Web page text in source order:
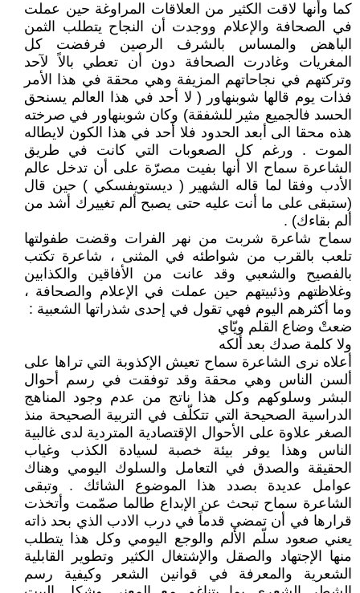
كما وأنها لاقت الكثير من العلاقات المراوغة حين عملت
في الصحافة والإعلام ووجدت أن النجاح يتطلب الثمن
الباهض والمساس بالشرف الرصين فرفضت كل
المغريات وغادرت الصحافة دون أن تعطي بالاً لآحد
وتركتهم في نجاحاتهم المزيفة وهي محقة في هذا الأمر
فذات يوم قالها شوبنهاور ( لا أحد في هذا العالم يسنحق
الحسد فالجميع مثير للشفقة) وكان شوبنهاور في صرخته
هذه محقا الى أبعد الحدود فلا أحد في هذا الكون لايطاله
الموت . ورغم كل الصعوبات التي كانت في طريق
الشاعرة سماح الا أنها بفيت مصرّة على أن تدخل عالم
الأدب وفقا لما قاله الشهير ( ديستويفسكي ) حين قال
(ستبقى على ما أنت عليه حتى يصبح ألم تغييرك أشد من
ألم بقاءك) .
سماح شاعرة شربت من نهر الفرات وقضت طفولتها
تلعب بالقرب من شواطئه في المثنى ، شاعرة تكتب
بالفصيح والشعبي وقد عانت من الأفاقين والكذابين
وغلاظتهم وذئبيتهم حين عملت في الإعلام والصحافة ،
وما أكثرهم اليوم فهي تقول في إحدى شذراتها الشعبية :
ضعتْ وضاع القلم ويّاي
ولا كلمة صدك بعد ألكه
أعلاه نرى الشاعرة سماح تعيش الإكذوبة التي تراها على
ألسن الناس وهي محقة وقد توفقت في رسم أحوال
البشر وسلوكهم وكل هذا ناتج من عدم وجود المناهج
الدراسية الصحيحة التي تتكلّف في التربية الصحيحة منذ
الصغر علاوة على الأحوال الإقتصادية المتردية لدى غالبية
الناس وهذا يوفر بيئة خصبة لسيادة الكذب وغياب
الحقيقة والصدق في التعامل والسلوك اليومي وهناك
عوامل عديدة بصدد هذا الموضوع الشائك . وتبقى
الشاعرة سماح تبحث عن الإبداع طالما صمّمت وأتخذت
قرارها في أن تمضي قدماً في درب الادب الذي بحد ذاته
يعني صعود سلّم الألم والوجع اليومي وكل هذا يتطلب
منها الإجتهاد والصقل والإشتغال الكثير وتطوير القابلية
الشعرية والمعرفة في قوانين الشعر وكيفية رسم